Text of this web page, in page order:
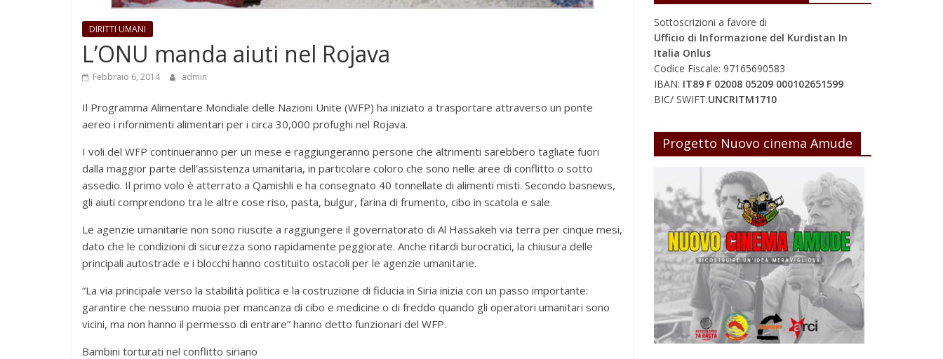
DIRITTI UMANI
L’ONU manda aiuti nel Rojava
Febbraio 6, 2014 admin
Il Programma Alimentare Mondiale delle Nazioni Unite (WFP) ha iniziato a trasportare attraverso un ponte
aereo i rifornimenti alimentari per i circa 30,000 profughi nel Rojava.
I voli del WFP continueranno per un mese e raggiungeranno persone che altrimenti sarebbero tagliate fuori
dalla maggior parte dell’assistenza umanitaria, in particolare coloro che sono nelle aree di conflitto o sotto
assedio. Il primo volo è atterrato a Qamishli e ha consegnato 40 tonnellate di alimenti misti. Secondo basnews,
gli aiuti comprendono tra le altre cose riso, pasta, bulgur, farina di frumento, cibo in scatola e sale.
Le agenzie umanitarie non sono riuscite a raggiungere il governatorato di Al Hassakeh via terra per cinque mesi,
dato che le condizioni di sicurezza sono rapidamente peggiorate. Anche ritardi burocratici, la chiusura delle
principali autostrade e i blocchi hanno costituito ostacoli per le agenzie umanitarie.
“La via principale verso la stabilità politica e la costruzione di fiducia in Siria inizia con un passo importante:
garantire che nessuno muoia per mancanza di cibo e medicine o di freddo quando gli operatori umanitari sono
vicini, ma non hanno il permesso di entrare” hanno detto funzionari del WFP.
Bambini torturati nel conflitto siriano
Sottoscrizioni a favore di
Ufficio di Informazione del Kurdistan In
Italia Onlus
Codice Fiscale: 97165690583
IBAN: IT89 F 02008 05209 000102651599
BIC/ SWIFT:UNCRITM1710
Progetto Nuovo cinema Amude